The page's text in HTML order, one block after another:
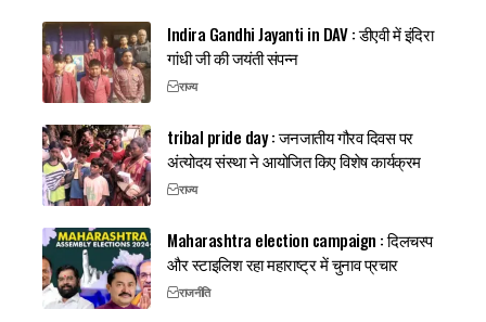
Indira Gandhi Jayanti in DAV : डीएवी में इंदिरा
गांधी जी की जयंती संपन्न
राज्य
tribal pride day : जनजातीय गौरव दिवस पर
अंत्योदय संस्था ने आयोजित किए विशेष कार्यक्रम
राज्य
Maharashtra election campaign : दिलचस्प
और स्टाइलिश रहा महाराष्ट्र में चुनाव प्रचार
राजनीति